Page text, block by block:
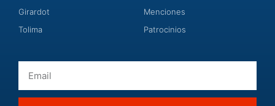
Girardot
Tolima
Menciones
Patrocinios